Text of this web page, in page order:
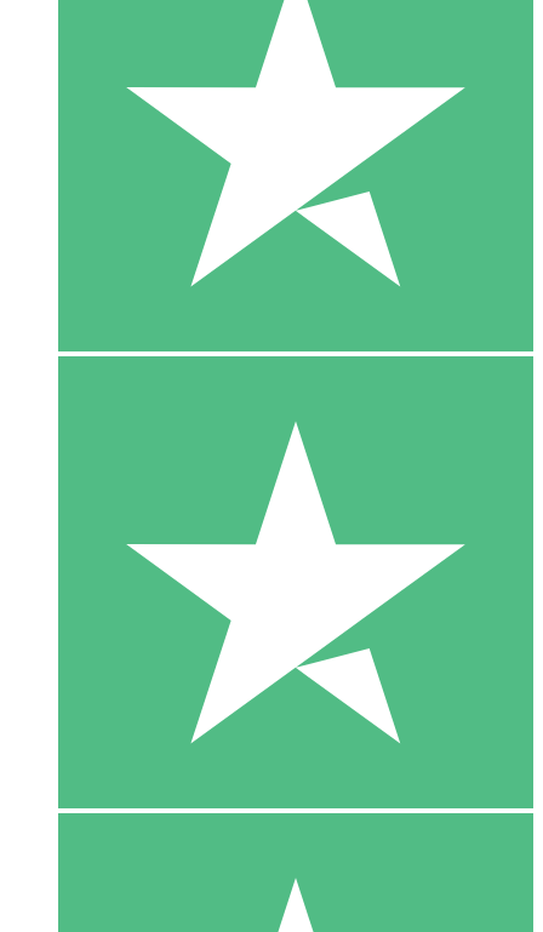
20 00